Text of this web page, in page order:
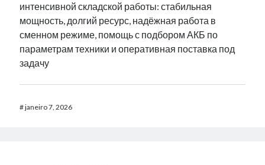
интенсивной складской работы: стабильная
мощность, долгий ресурс, надёжная работа в
сменном режиме, помощь с подбором АКБ по
параметрам техники и оперативная поставка под
задачу
#janeiro 7, 2026